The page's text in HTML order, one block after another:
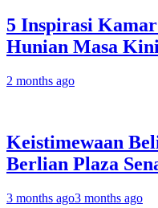
5 Inspirasi
Hunian Masa Kini
2 months ago
Keistimewaan
Berlian Plaza
3 months ago3 months ago